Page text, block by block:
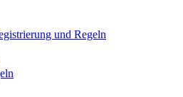
und Regeln